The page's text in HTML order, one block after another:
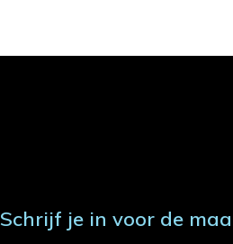
Schrijf je in voor de